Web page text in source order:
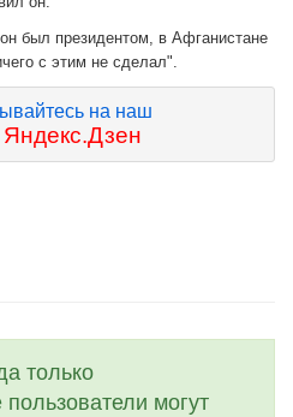
был президентом, в Афганистане
с этим не сделал".
на наш
Яндекс.Дзен
только
могут